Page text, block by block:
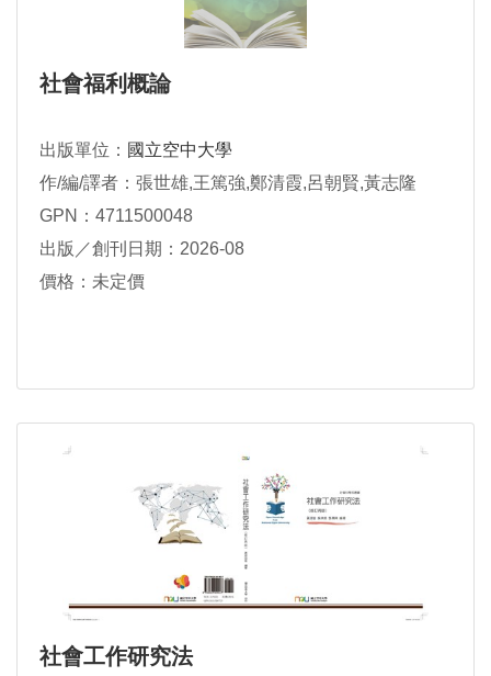
社會福利概論
出版單位： 國立空中大學
作/編/譯者：張世雄,王篤強,鄭清霞,呂朝賢,黃志隆
GPN：4711500048
出版／創刊日期：2026-08
價格：未定價
社會工作研究法